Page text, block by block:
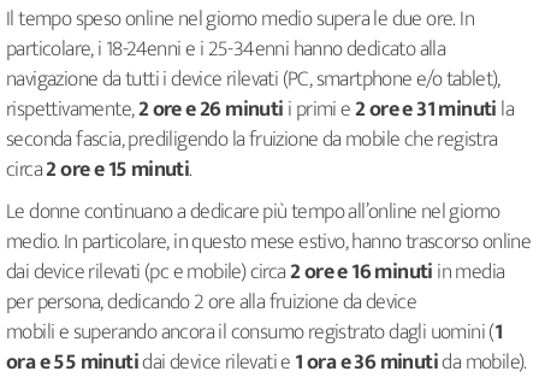
Il tempo speso online nel giorno medio supera le due ore. In
particolare, i 18-24enni e i 25-34enni hanno dedicato alla
navigazione da tutti i device rilevati (PC, smartphone e/o tablet),
rispettivamente,2 ore e 26 minutii primi e2 ore e 31 minutila
seconda fascia, prediligendo la fruizione da mobile che registra
circa2 ore e 15 minuti.
Le donne continuano a dedicare più tempo all’online nel giorno
medio. In particolare, in questo mese estivo, hanno trascorso online
dai device rilevati (pc e mobile) circa2 ore e 16 minutiin media
per persona, dedicando 2 ore alla fruizione da device
mobili e superando ancora il consumo registrato dagli uomini (1
ora e 55 minutidai device rilevati e1 ora e 36 minutida mobile).